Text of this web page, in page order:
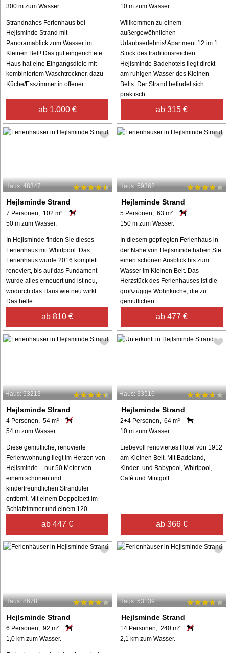
300 m zum Wasser.
Strandnahes Ferienhaus bei
Hejlsminde Strand mit
Panoramablick zum Wasser im
Kleinen Belt! Das gut eingerichtete
Haus hat eine Eingangsdiele mit
kombiniertem Waschtrockner, dazu
Küche/Esszimmer in offener ...
ab 1.000 €
10 m zum Wasser.
Willkommen zu einem
außergewöhnlichen
Urlaubserlebnis! Apartment 12 im 1.
Stock des traditionsreichen
Hejlsminde Badehotels liegt direkt
am ruhigen Wasser des Kleinen
Belts. Der Strand befindet sich
praktisch ...
ab 315 €
Haus: 48347
Hejlsminde Strand
7 Personen, 102 m²
50 m zum Wasser.
In Hejlsminde finden Sie dieses
Ferienhaus mit Whirlpool. Das
Ferienhaus wurde 2016 komplett
renoviert, bis auf das Fundament
wurde alles erneuert und ist neu,
wodurch das Haus wie neu wirkt.
Das helle ...
ab 810 €
Haus: 59362
Hejlsminde Strand
5 Personen, 63 m²
150 m zum Wasser.
In diesem gepflegten Ferienhaus in
der Nähe von Hejlsminde haben Sie
einen schönen Ausblick bis zum
Wasser im Kleinen Belt. Das
Herzstück des Ferienhauses ist die
großzügige Wohnküche, die zu
gemütlichen ...
ab 477 €
Haus: 53213
Hejlsminde Strand
4 Personen, 54 m²
54 m zum Wasser.
Diese gemütliche, renovierte
Ferienwohnung liegt im Herzen von
Hejlsminde – nur 50 Meter von
einem schönen und
kinderfreundlichen Strandufer
entfernt. Mit einem Doppelbett im
Schlafzimmer und einem 120 ...
ab 447 €
Haus: 33516
Hejlsminde Strand
2+4 Personen, 64 m²
10 m zum Wasser.
Liebevoll renoviertes Hotel von 1912
am Kleinen Belt. Mit Badeland,
Kinder- und Babypool, Whirlpool,
Café und Minigolf.
ab 366 €
Haus: 8678
Hejlsminde Strand
6 Personen, 92 m²
1,0 km zum Wasser.
Haus: 53139
Hejlsminde Strand
14 Personen, 240 m²
2,1 km zum Wasser.